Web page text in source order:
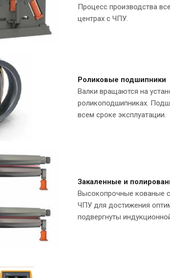
Процесс производства
центрах с ЧПУ.
Роликовые подшипники
Валки вращаются на
роликоподшипниках.
всем сроке эксплуатации.
Закаленные и
Высокопрочные кованые
ЧПУ для достижения
подвергнуты